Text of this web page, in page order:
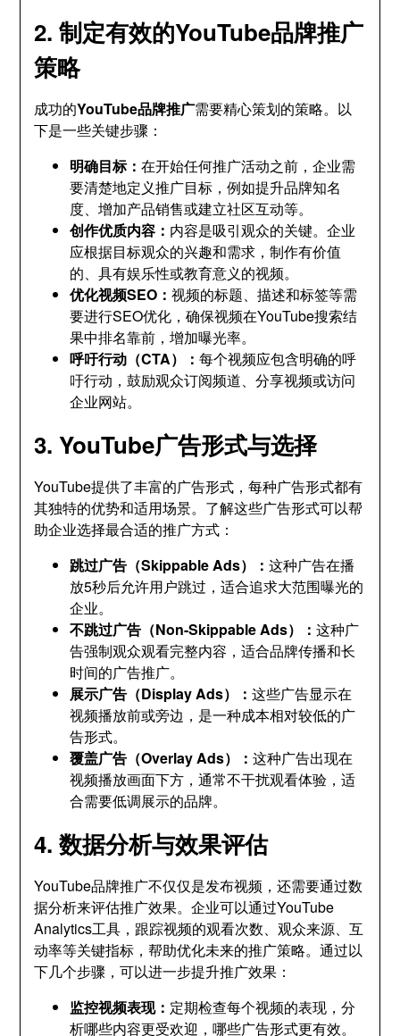
2. 制定有效的YouTube品牌推广
策略
成功的YouTube品牌推广需要精心策划的策略。以
下是一些关键步骤：
明确目标：在开始任何推广活动之前，企业需
要清楚地定义推广目标，例如提升品牌知名
度、增加产品销售或建立社区互动等。
创作优质内容： 内容是吸引观众的关键。企业
应根据目标观众的兴趣和需求，制作有价值
的、具有娱乐性或教育意义的视频。
优化视频SEO：视频的标题、描述和标签等需
要进行SEO优化，确保视频在YouTube搜索结
果中排名靠前，增加曝光率。
呼吁行动（CTA）：每个视频应包含明确的呼
吁行动，鼓励观众订阅频道、分享视频或访问
企业网站。
3. YouTube广告形式与选择
YouTube提供了丰富的广告形式，每种广告形式都有
其独特的优势和适用场景。了解这些广告形式可以帮
助企业选择最合适的推广方式：
跳过广告（Skippable Ads）：这种广告在播
放5秒后允许用户跳过，适合追求大范围曝光的
企业。
不跳过广告（Non-Skippable Ads）：这种广
告强制观众观看完整内容，适合品牌传播和长
时间的广告推广。
展示广告（Display Ads）：这些广告显示在
视频播放前或旁边，是一种成本相对较低的广
告形式。
覆盖广告（Overlay Ads）：这种广告出现在
视频播放画面下方，通常不干扰观看体验，适
合需要低调展示的品牌。
4. 数据分析与效果评估
YouTube品牌推广不仅仅是发布视频，还需要通过数
据分析来评估推广效果。企业可以通过YouTube
Analytics工具，跟踪视频的观看次数、观众来源、互
动率等关键指标，帮助优化未来的推广策略。通过以
下几个步骤，可以进一步提升推广效果：
监控视频表现： 定期检查每个视频的表现，分
析哪些内容更受欢迎，哪些广告形式更有效。